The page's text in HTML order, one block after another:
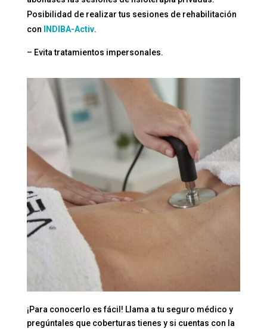
Posibilidad de realizar tus sesiones de rehabilitación
con
INDIBA-Activ.
– Evita tratamientos impersonales.
¡Para conocerlo es fácil! Llama a tu seguro médico y
pregúntales que coberturas tienes y si cuentas con la